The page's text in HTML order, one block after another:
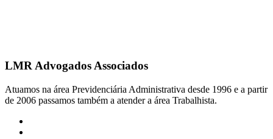
LMR Advogados Associados
Atuamos na área Previdenciária Administrativa desde 1996 e a partir
de 2006 passamos também a atender a área Trabalhista.